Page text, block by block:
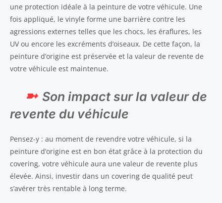
une protection idéale à la peinture de votre véhicule. Une
fois appliqué, le vinyle forme une barrière contre les
agressions externes telles que les chocs, les éraflures, les
UV ou encore les excréments d’oiseaux. De cette façon, la
peinture d’origine est préservée et la valeur de revente de
votre véhicule est maintenue.
Son impact sur la valeur de
revente du véhicule
Pensez-y : au moment de revendre votre véhicule, si la
peinture d’origine est en bon état grâce à la protection du
covering, votre véhicule aura une valeur de revente plus
élevée. Ainsi, investir dans un covering de qualité peut
s’avérer très rentable à long terme.